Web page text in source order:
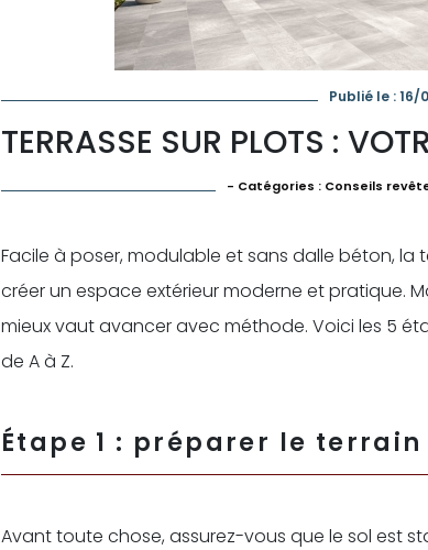
Publié le : 16/
TERRASSE SUR PLOTS :
- Catégories : Conseils
Facile à poser, modulable et sans dalle béton, la
créer un espace extérieur moderne et pratique.
mieux vaut avancer avec méthode. Voici les 5
de A à Z.
Étape 1 : préparer le terrain
Avant toute chose, assurez-vous que le sol est